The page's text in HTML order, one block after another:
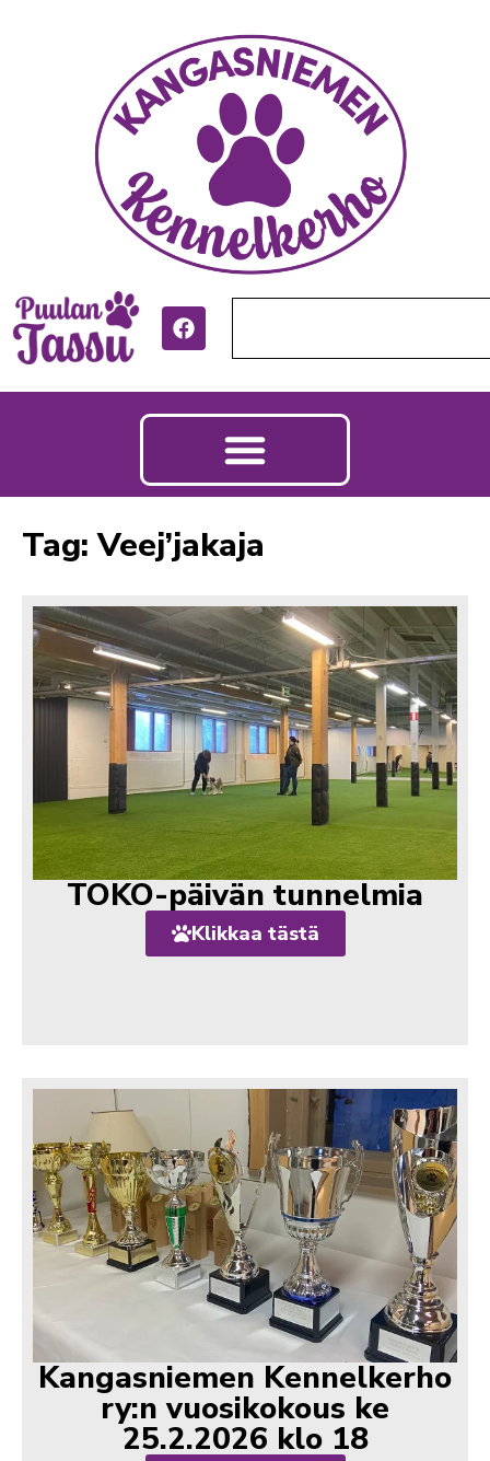
Tag: Veej’jakaja
TOKO-päivän tunnelmia
Klikkaa tästä
Kangasniemen Kennelkerho
ry:n vuosikokous ke
25.2.2026 klo 18